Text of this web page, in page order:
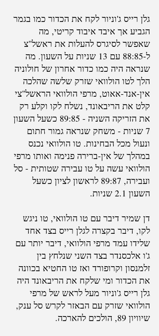
גלן רייס ג'וניור לקח את הכדור כמו בגמר
הגביע אך איבד איבוד קריטי, מה
שאפשר לסיגרס להעלות את ראשל"צ
ל-88:85 עם 13 שניות על השעון. מה
שנראה היה כמו כדור אחרון של חולוניה
הלך לטו הולוואי שזרק שלשה שהלכה
אין-אנד-אאוט, מרפי הולוואי הראשל"צי
קלט את הריבאונד, נשלח לקו וקלע רק
את הזריקה השניה - 89:85 כשעל השעון
7 שניות - משחק שנראה גמור חתום
ונעול מכל הבחינות. טו הולוואי נכנס
במהלך של אין-ברירה פנימה ואותו מרפי
הולוואי עשה על טו עבירה שטותית - סל
ועבירה, 89:87 לראשון לציון כשעל
השעון 2.1 שניות.
דן שמיר דיבר עם טו הולוואי, טו ניגש
לקו, דיבר בקצרה לגלן רייס בצד אחד
שלידו עמד מרפי הולוואי, דיבר יותר עם
ג'ו אלכסנדר בצד השני שנלחץ בין
זלמנסון וקרופורד ואז טו החטיא בכוונה
את הכדור ומי שלקח את הריבאונד היה
גלן רייס ג'וניור מעל לראש של מרפי
הולוואי שזרק עם הבאזר לקרש סל ענק,
שיוויון 89, הולכים להארכה.